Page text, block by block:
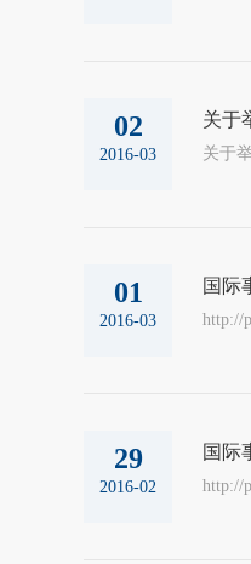
02
2016-03
关于
关于
01
2016-03
国际
http://
29
2016-02
国际
http://